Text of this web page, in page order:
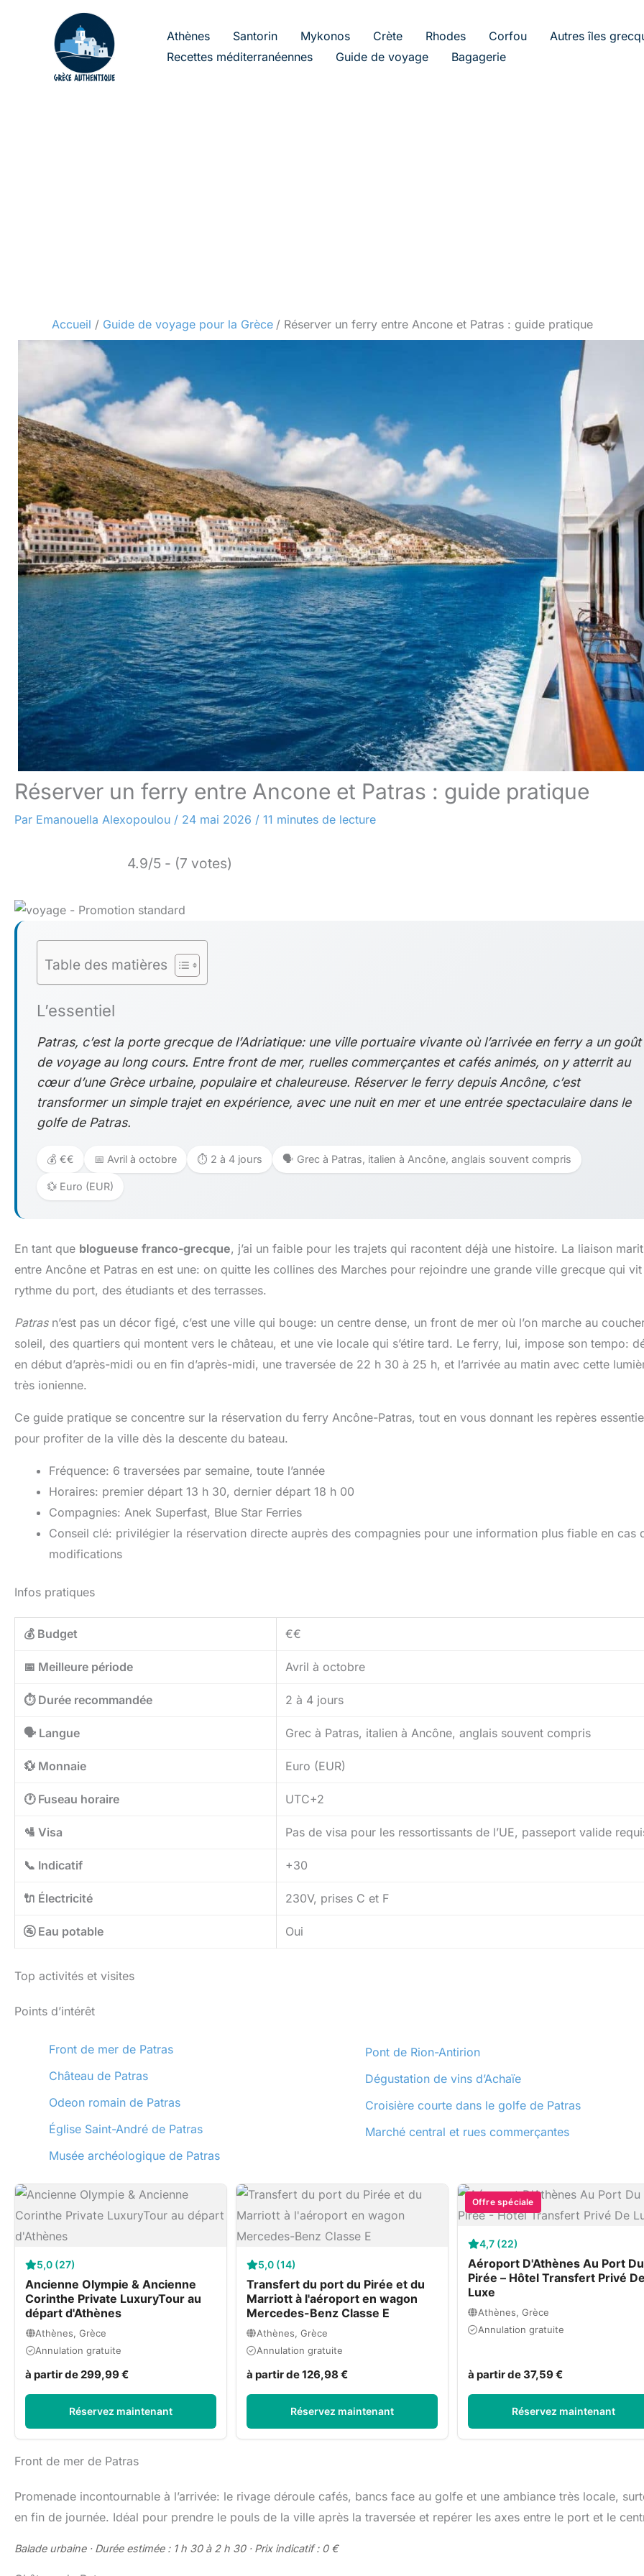
Athènes Santorin Mykonos Crète Rhodes Corfou
Autres îles
Recettes méditerranéennes
Guide de voyage Bagagerie
Accueil Guide de voyage pour la Grèce Réserver un ferry entre Ancone et Patras : guide pratique
Réserver un ferry entre Ancone et Patras : guide pratique
Par Emanouella Alexopoulou / 24 mai 2026 / 11 minutes de lecture
4.9/5 - (7 votes)
Table des matières
L’essentiel
Patras, c’est la porte grecque de l’Adriatique: une ville portuaire vivante où l’arrivée en ferry a un goût
de voyage au long cours. Entre front de mer, ruelles commerçantes et cafés animés, on y atterrit au
cœur d’une Grèce urbaine, populaire et chaleureuse. Réserver le ferry depuis Ancône, c’est
transformer un simple trajet en expérience, avec une nuit en mer et une entrée spectaculaire dans le
golfe de Patras.
💰 €€ 📅 Avril à octobre ⏱️ 2 à 4 jours 🗣️ Grec à Patras, italien à Ancône, anglais souvent compris
💱 Euro (EUR)
En tant que blogueuse franco-grecque, j’ai un faible pour les trajets qui racontent déjà une histoire. La liaison
entre Ancône et Patras en est une: on quitte les collines des Marches pour rejoindre une grande ville grecque qui vit
rythme du port, des étudiants et des terrasses.
Patrasn’est pas un décor figé, c’est une ville qui bouge: un centre dense, un front de mer où l’on marche au
soleil, des quartiers qui montent vers le château, et une vie locale qui s’étire tard. Le ferry, lui, impose son tempo:
en début d’après-midi ou en fin d’après-midi, une traversée de 22 h 30 à 25 h, et l’arrivée au matin avec cette
très ionienne.
Ce guide pratique se concentre sur la réservation du ferry Ancône-Patras, tout en vous donnant les repères
pour profiter de la ville dès la descente du bateau.
Fréquence: 6 traversées par semaine, toute l’année
Horaires: premier départ 13 h 30, dernier départ 18 h 00
Compagnies: Anek Superfast, Blue Star Ferries
Conseil clé: privilégier la réservation directe auprès des compagnies pour une information plus fiable en cas
modifications
Infos pratiques
💰 Budget €€
📅 Meilleure période Avril à octobre
⏱️ Durée recommandée 2 à 4 jours
🗣️ Langue Grec à Patras, italien à Ancône, anglais souvent compris
💱 Monnaie Euro (EUR)
🕐 Fuseau horaire UTC+2
🛂 Visa Pas de visa pour les ressortissants de l’UE, passeport valide
📞 Indicatif +30
🔌 Électricité 230V, prises C et F
🚰 Eau potable Oui
Top activités et visites
Points d’intérêt
Front de mer de Patras
Château de Patras
Odeon romain de Patras
Église Saint-André de Patras
Musée archéologique de Patras
Pont de Rion-Antirion
Dégustation de vins d’Achaïe
Croisière courte dans le golfe de Patras
Marché central et rues commerçantes
5,0 (27)
Ancienne Olympie & Ancienne
Corinthe Private LuxuryTour au
départ d'Athènes
Athènes, Grèce
Annulation gratuite
à partir de 299,99 €
Réservez maintenant
5,0 (14)
Transfert du port du Pirée et du
Marriott à l'aéroport en wagon
Mercedes-Benz Classe E
Athènes, Grèce
Annulation gratuite
à partir de 126,98 €
Réservez maintenant
Offre spéciale
4,7 (22)
Aéroport D'Athènes Au Port Du
Pirée – Hôtel Transfert Privé
Luxe
Athènes, Grèce
Annulation gratuite
à partir de 37,59 €
Réservez maintenant
Front de mer de Patras
Promenade incontournable à l’arrivée: le rivage déroule cafés, bancs face au golfe et une ambiance très locale,
en fin de journée. Idéal pour prendre le pouls de la ville après la traversée et repérer les axes entre le port et le
Balade urbaine · Durée estimée : 1 h 30 à 2 h 30 · Prix indicatif : 0 €